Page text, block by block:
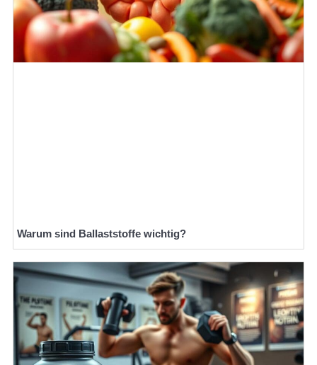
Warum sind Ballaststoffe wichtig?